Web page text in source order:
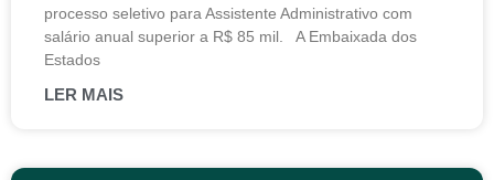
processo seletivo para Assistente Administrativo com
salário anual superior a R$ 85 mil. A Embaixada dos
Estados
LER MAIS